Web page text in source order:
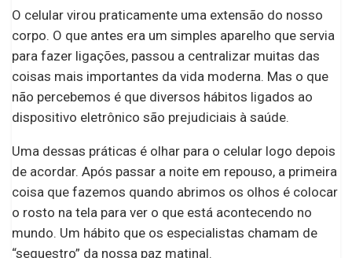
O celular virou praticamente uma extensão do nosso
corpo. O que antes era um simples aparelho que servia
para fazer ligações, passou a centralizar muitas das
coisas mais importantes da vida moderna. Mas o que
não percebemos é que diversos hábitos ligados ao
dispositivo eletrônico são prejudiciais à saúde.
Uma dessas práticas é olhar para o celular logo depois
de acordar. Após passar a noite em repouso, a primeira
coisa que fazemos quando abrimos os olhos é colocar
o rosto na tela para ver o que está acontecendo no
mundo. Um hábito que os especialistas chamam de
“sequestro” da nossa paz matinal.